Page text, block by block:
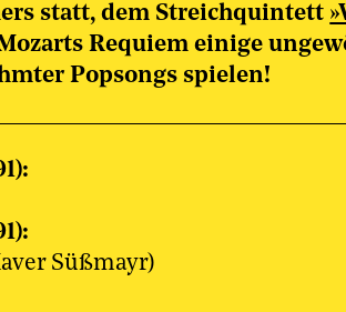
statt, dem Streichquintett
Requiem einige
Popsongs spielen!
Süßmayr)